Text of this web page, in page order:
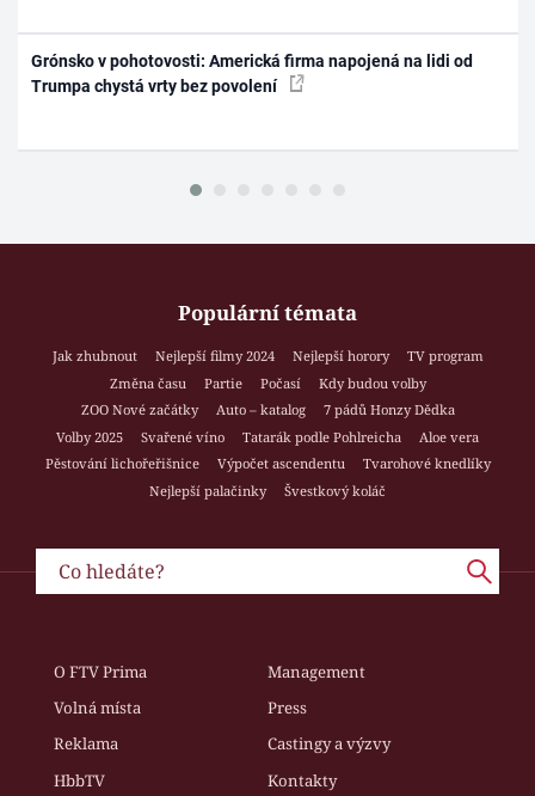
Grónsko v pohotovosti: Americká firma napojená na lidi od
Trumpa chystá vrty bez povolení
Populární témata
Jak zhubnout Nejlepší filmy 2024 Nejlepší horory
TV program
Změna času
Partie Počasí
Kdy budou volby
ZOO Nové začátky
Auto – katalog
7 pádů Honzy Dědka
Volby 2025
Svařené víno Tatarák podle Pohlreicha
Aloe vera
Pěstování lichořeřišnice
Výpočet ascendentu
Tvarohové knedlíky
Nejlepší palačinky
Švestkový koláč
O FTV Prima
Management
Volná místa
Press
Reklama
Castingy a výzvy
HbbTV
Kontakty